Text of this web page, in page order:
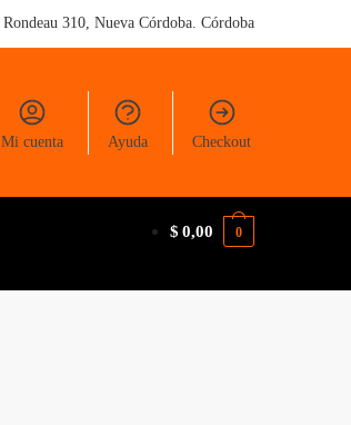
Rondeau 310, Nueva Córdoba. Córdoba
Mi cuenta Ayuda Checkout
$ 0,00 0